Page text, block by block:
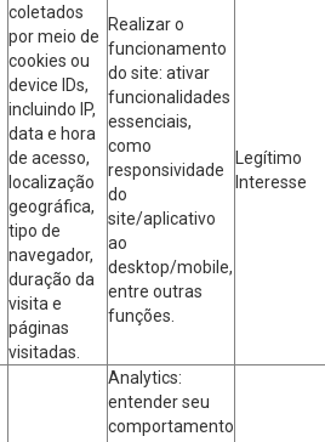
coletados
por meio de
cookies ou
device IDs,
incluindo IP,
data e hora
de acesso,
localização
geográfica,
tipo de
navegador,
duração da
visita e
páginas
visitadas.
Realizar o
funcionamento
do site: ativar
funcionalidades
essenciais,
como
responsividade
do
site/aplicativo
ao
desktop/mobile,
entre outras
funções.
Legítimo
Interesse
Analytics:
entender seu
comportamento